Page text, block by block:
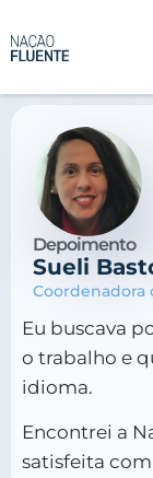
Depoimento
Sueli
Coordenadora
Eu buscava
o trabalho e
idioma.
Encontrei a
satisfeita